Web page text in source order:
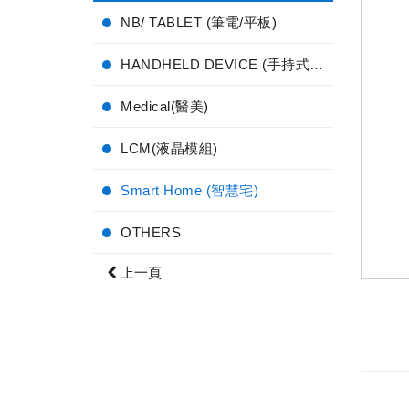
NB/ TABLET (筆電/平板)
HANDHELD DEVICE (手持式電子產品)
Medical(醫美)
LCM(液晶模組)
Smart Home (智慧宅)
OTHERS
上一頁